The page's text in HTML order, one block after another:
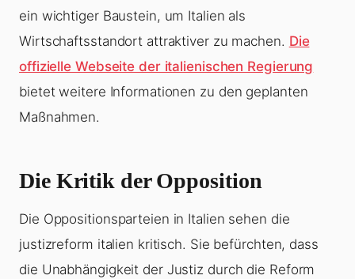
ein wichtiger Baustein, um Italien als
Wirtschaftsstandort attraktiver zu machen. Die
offizielle Webseite der italienischen Regierung
bietet weitere Informationen zu den geplanten
Maßnahmen.
Die Kritik der Opposition
Die Oppositionsparteien in Italien sehen die
justizreform italien kritisch. Sie befürchten, dass
die Unabhängigkeit der Justiz durch die Reform